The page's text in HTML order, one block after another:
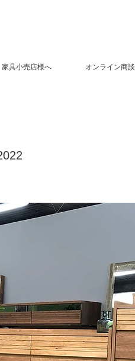
家具小売店様へ オンライン商談